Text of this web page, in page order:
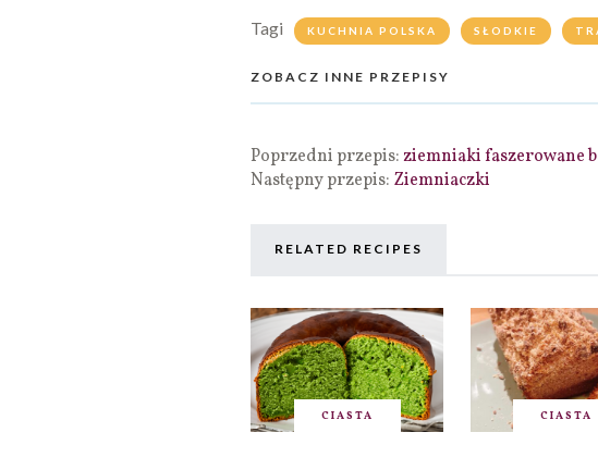
Tagi KUCHNIA POLSKA SŁODKIE
ZOBACZ INNE PRZEPISY
Poprzedni przepis:ziemniaki faszerowane
Następny przepis: Ziemniaczki
RELATED RECIPES
CIASTA CIASTA